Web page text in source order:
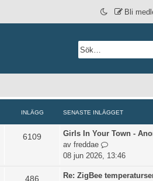
Bli
INLÄGG SENASTE INLÄGGET
6109
Girls In Your Town -
av freddae
G
å
i
08 jun 2026, 13:46
486
Re: ZigBee